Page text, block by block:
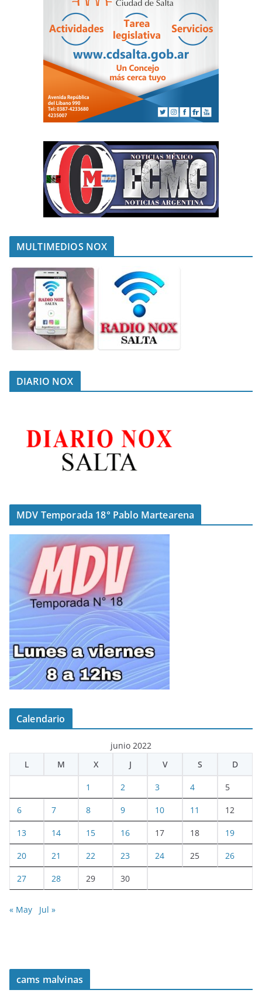
MULTIMEDIOS NOX
DIARIO NOX
MDV Temporada 18° Pablo Martearena
Calendario
junio 2022
L
M X J V S D
1 2 3 4 5
6 7 8 9 10 11 12
13 14 15 16 17 18 19
20 21 22 23 24 25 26
27 28 29 30
« May Jul »
cams malvinas